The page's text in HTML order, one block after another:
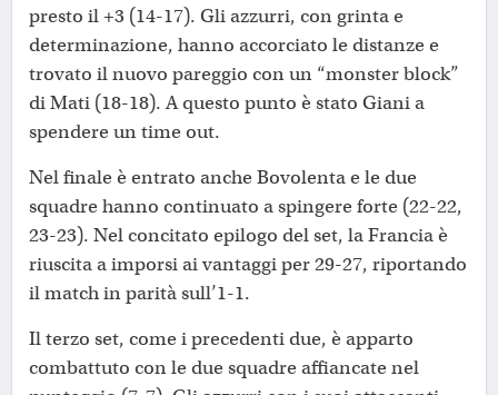
presto il +3 (14-17). Gli azzurri, con grinta e
determinazione, hanno accorciato le distanze e
trovato il nuovo pareggio con un “monster block”
di Mati (18-18). A questo punto è stato Giani a
spendere un time out.
Nel finale è entrato anche Bovolenta e le due
squadre hanno continuato a spingere forte (22-22,
23-23). Nel concitato epilogo del set, la Francia è
riuscita a imporsi ai vantaggi per 29-27, riportando
il match in parità sull’1-1.
Il terzo set, come i precedenti due, è apparto
combattuto con le due squadre affiancate nel